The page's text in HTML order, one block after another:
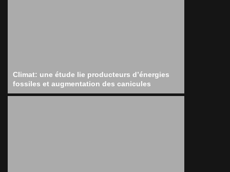
Climat: une étude lie producteurs d’énergies
fossiles et augmentation des canicules